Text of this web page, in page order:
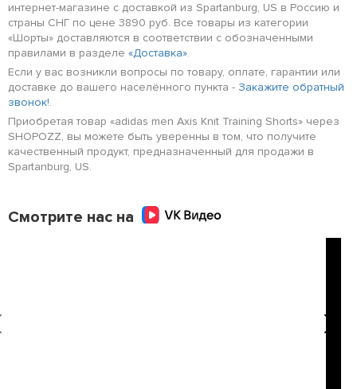
интернет-магазине с доставкой из Spartanburg, US в Россию и
страны СНГ по цене 3890 руб. Все товары из категории
«Шорты» доставляются в соответствии с обозначенными
правилами в разделе «Доставка».
Если у вас возникли вопросы по товару, оплате, гарантии или
доставке до вашего населённого пункта - Закажите обратный
звонок!.
Приобретая товар «adidas men Axis Knit Training Shorts» через
SHOPOZZ, вы можете быть уверенны в том, что получите
качественный продукт, предназначенный для продажи в
Spartanburg, US.
Смотрите нас на